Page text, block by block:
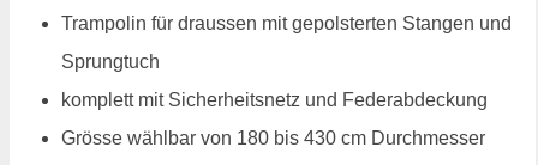
Trampolin für draussen mit gepolsterten Stangen und
Sprungtuch
komplett mit Sicherheitsnetz und Federabdeckung
Grösse wählbar von 180 bis 430 cm Durchmesser